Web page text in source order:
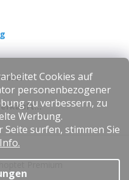
Cookies auf
personenbezogener
zu verbessern, zu
Werbung.
surfen, stimmen Sie